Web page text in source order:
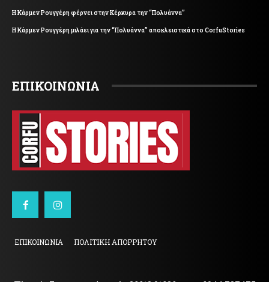
Η Κάρμεν Ρουγγέρη φέρνει στην Κέρκυρα την “Πολυάννα”
Η Κάρμεν Ρουγγέρη μιλάει για την “Πολυάννα” αποκλειστικά στο CorfuStories
ΕΠΙΚΟΙΝΩΝΙΑ
ΕΠΙΚΟΙΝΩΝΙΑ ΠΟΛΙΤΙΚΗ ΑΠΟΡΡΗΤΟΥ